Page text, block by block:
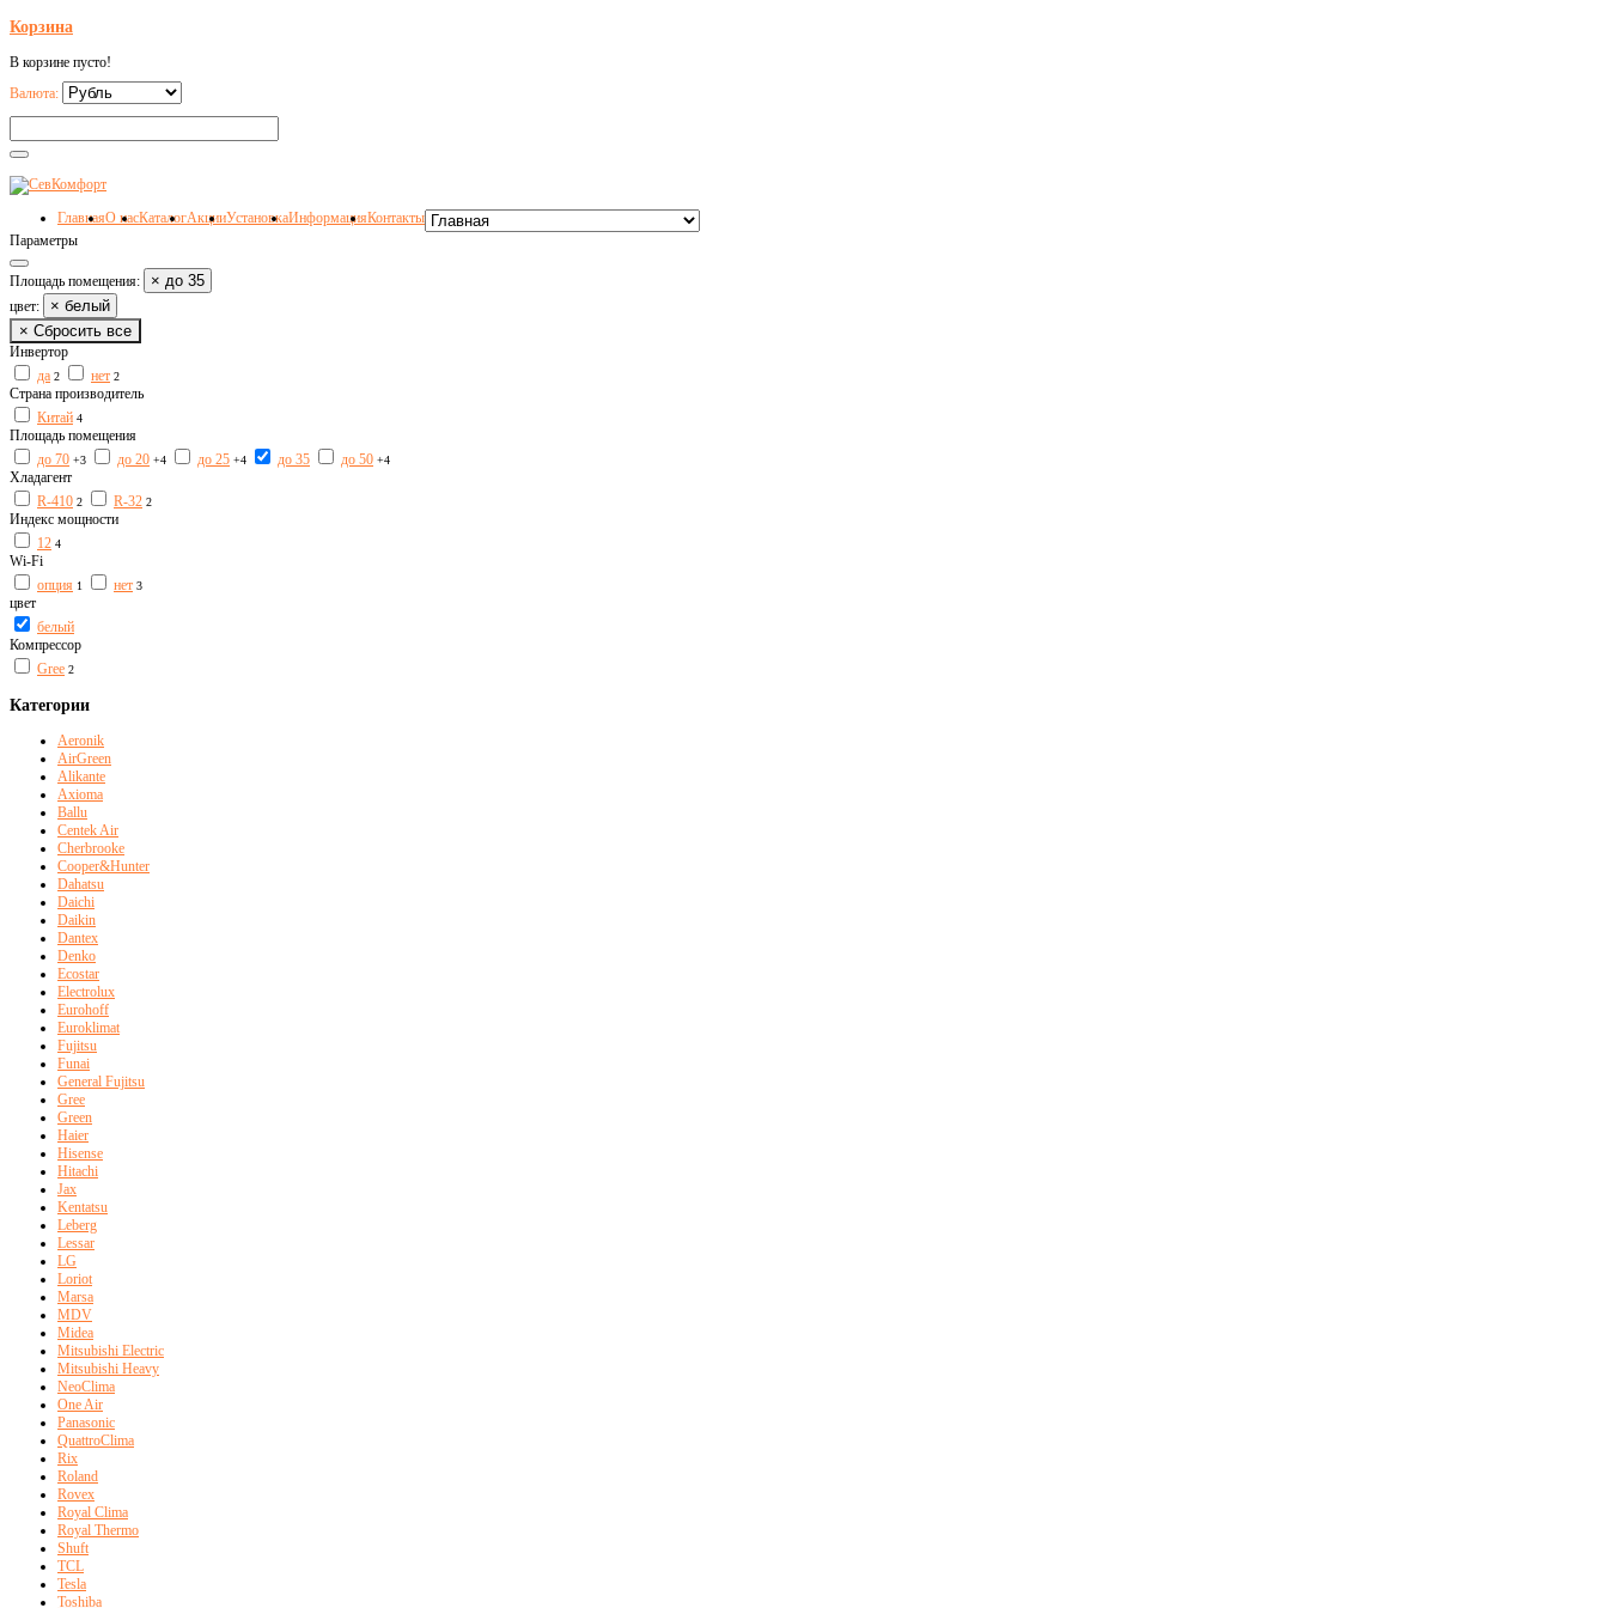
Корзина
В корзине пусто!
Валюта:
ГлавнаяО насКаталогАкцииУстановкаИнформацияКонтакты
Параметры
Площадь помещения: × до 35
цвет:
× белый
× Сбросить все
Инвертор
да 2 нет 2
Страна производитель
Китай 4
Площадь помещения
до 70 +3 до 20 +4 до 25 +4 до 35 до 50 +4
Хладагент
R-410 2 R-32 2
Индекс мощности
12 4
Wi-Fi
опция 1 нет 3
цвет
белый
Компрессор
Gree 2
Категории
Aeronik
AirGreen
Alikante
Axioma
Ballu
Centek Air
Cherbrooke
Cooper&Hunter
Dahatsu
Daichi
Daikin
Dantex
Denko
Ecostar
Electrolux
Eurohoff
Euroklimat
Fujitsu
Funai
General Fujitsu
Gree
Green
Haier
Hisense
Hitachi
Jax
Kentatsu
Leberg
Lessar
LG
Loriot
Marsa
MDV
Midea
Mitsubishi Electric
Mitsubishi Heavy
NeoClima
One Air
Panasonic
QuattroClima
Rix
Roland
Rovex
Royal Clima
Royal Thermo
Shuft
TCL
Tesla
Toshiba